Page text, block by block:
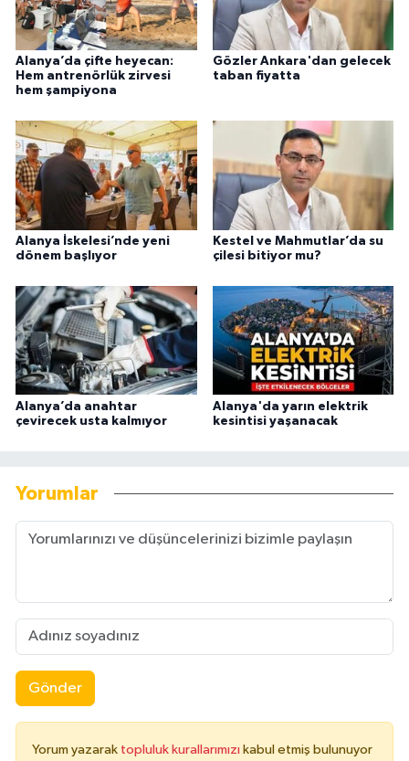
Alanya’da çifte heyecan:
Hem antrenörlük zirvesi
hem şampiyona
Gözler Ankara'dan gelecek
taban fiyatta
Alanya İskelesi’nde yeni
dönem başlıyor
Kestel ve Mahmutlar’da su
çilesi bitiyor mu?
Alanya’da anahtar
çevirecek usta kalmıyor
Alanya'da yarın elektrik
kesintisi yaşanacak
Yorumlar
Gönder
Yorum yazarak topluluk kurallarımızı kabul etmiş bulunuyor